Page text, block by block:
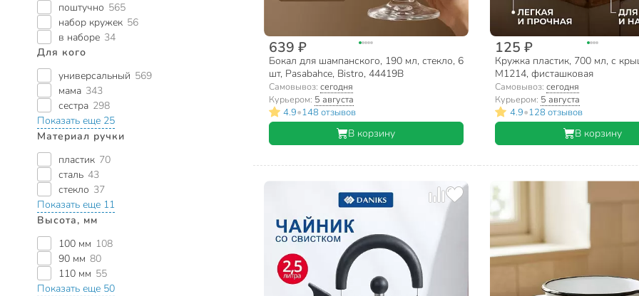
поштучно 565
набор кружек 56
в наборе 34
Для кого
универсальный 569
мама 343
сестра 298
Показать еще 25
Материал ручки
пластик 70
сталь 43
стекло 37
Показать еще 11
Высота, мм
100 мм 108
90 мм 80
110 мм 55
Показать еще 50
639 ₽
Бокал для шампанского, 190 мл, стекло, 6
шт, Pasabahce, Bistro, 44419B
Самовывоз: сегодня
Курьером: 5 августа
4.9•148 отзывов
В корзину
125 ₽
Кружка пластик, 700 мл, с
М1214, фисташковая
Самовывоз: сегодня
Курьером: 5 августа
4.9•128 отзывов
В корзину